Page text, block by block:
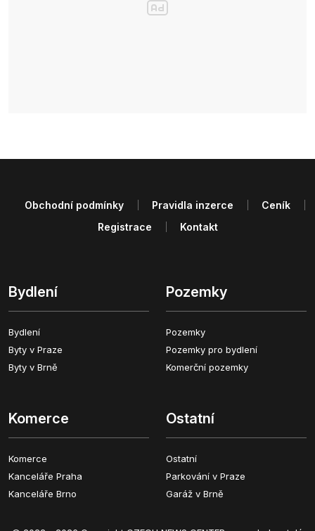
Bydlení
Bydlení
Byty v Praze
Byty v Brně
Pozemky
Pozemky
Pozemky pro bydlení
Komerční pozemky
Komerce
Komerce
Kanceláře Praha
Kanceláře Brno
Ostatní
Ostatní
Parkování v Praze
Garáž v Brně
Obchodní podmínky Pravidla inzerce
Ceník
Registrace
Kontakt